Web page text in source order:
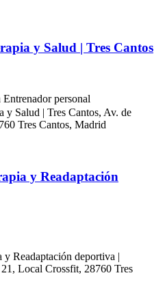
y Salud | Tres Cantos
Entrenador personal
Salud | Tres Cantos, Av. de
Tres Cantos, Madrid
y Readaptación
Readaptación deportiva |
Local Crossfit, 28760 Tres